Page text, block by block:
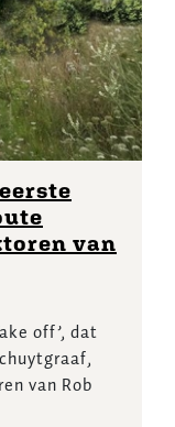
van
off’, dat
van Rob